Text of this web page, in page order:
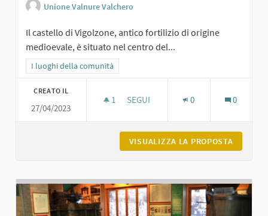
Unione Valnure Valchero
Il castello di Vigolzone, antico fortilizio di origine
medioevale, è situato nel centro del...
Filtra i risultati per categoria: I luoghi della comunità
I luoghi della comunità
CREATO IL
27/04/2023
1 1 SOSTENITORI
SEGUI 0 0
VISUALIZZA LA PROPOSTA